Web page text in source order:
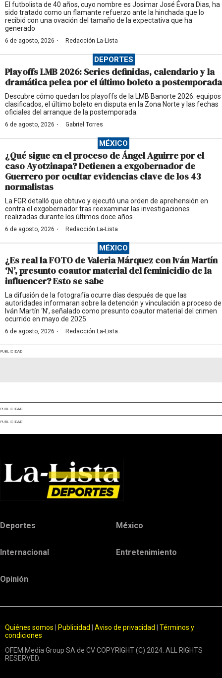
El futbolista de 40 años, cuyo nombre es Josimar José Évora Dias, ha
sido tratado como un flamante refuerzo ante la hinchada que lo
recibió con una ovación del tamaño de la expectativa que ha
generado
6 de agosto, 2026 · Redacción La-Lista
DEPORTES
Playoffs LMB 2026: Series definidas, calendario y la
dramática pelea por el último boleto a postemporada
Descubre cómo quedan los playoffs de la LMB Banorte 2026: equipos
clasificados, el último boleto en disputa en la Zona Norte y las fechas
oficiales del arranque de la postemporada.
6 de agosto, 2026 · Gabriel Torres
MÉXICO
¿Qué sigue en el proceso de Ángel Aguirre por el
caso Ayotzinapa? Detienen a exgobernador de
Guerrero por ocultar evidencias clave de los 43
normalistas
La FGR detalló que obtuvo y ejecutó una orden de aprehensión en
contra el exgobernador tras reexaminar las investigaciones
realizadas durante los últimos doce años
6 de agosto, 2026 · Redacción La-Lista
MÉXICO
¿Es real la FOTO de Valeria Márquez con Iván Martín
‘N’, presunto coautor material del feminicidio de la
influencer? Esto se sabe
La difusión de la fotografía ocurre días después de que las
autoridades informaran sobre la detención y vinculación a proceso de
Iván Martín ‘N’, señalado como presunto coautor material del crimen
ocurrido en mayo de 2025
6 de agosto, 2026 · Redacción La-Lista
PUBLICIDAD
PUBLICIDAD
PUBLICIDAD
Deportes México
Internacional Entretenimiento
Opinión
Quiénes somos Publicidad Aviso de privacidad
Términos y
condiciones
OFEM Media Group SA de CV COPYRIGHT (C) 2024. ALL RIGHTS
RESERVED.